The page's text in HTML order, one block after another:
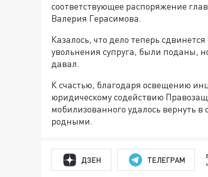
соответствующее распоряжение
Валерия Герасимова.
Казалось, что дело теперь
увольнения супруга, были поданы,
давал.
К счастью, благодаря освещению
юридическому содействию
мобилизованного удалось вернуть
родными.
ДЗЕН ТЕЛЕГРАМ